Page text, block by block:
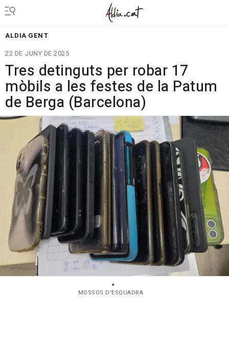
ALDIA GENT
22 DE JUNY DE 2025
Tres detinguts per robar 17
mòbils a les festes de la Patum
de Berga (Barcelona)
MOSSOS D'ESQUADRA